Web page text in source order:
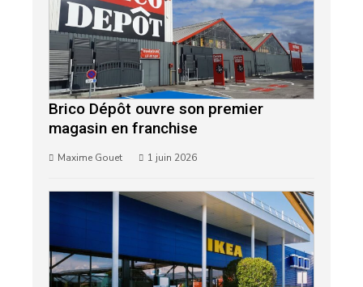
Brico Dépôt ouvre son premier
magasin en franchise
Maxime Gouet 1 juin 2026